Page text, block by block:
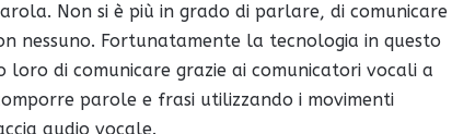
Non si è più in grado di parlare, di comunicare
nessuno. Fortunatamente la tecnologia in questo
di comunicare grazie ai comunicatori vocali a
parole e frasi utilizzando i movimenti
audio vocale.